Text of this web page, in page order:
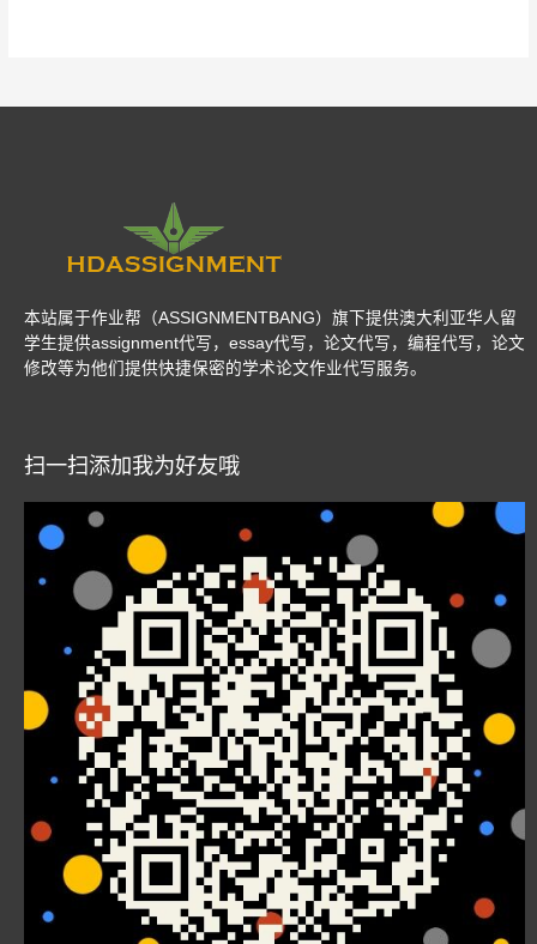
本站属于作业帮（ASSIGNMENTBANG）旗下提供澳大利亚华人留
学生提供assignment代写，essay代写，论文代写，编程代写，论文
修改等为他们提供快捷保密的学术论文作业代写服务。
扫一扫添加我为好友哦